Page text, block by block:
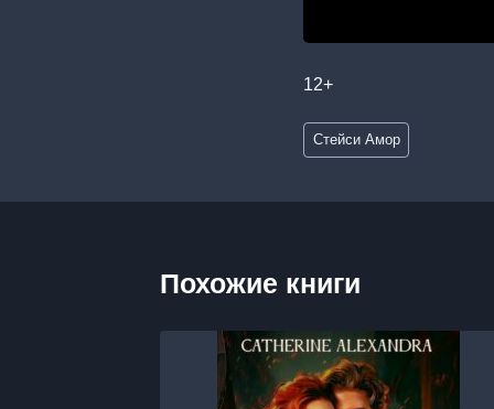
12+
Метки
записи:
Стейси Амор
Похожие книги